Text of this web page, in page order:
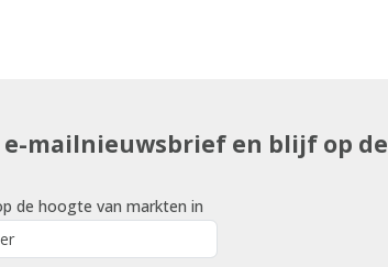
mailnieuwsbrief en blijf op
de hoogte van markten in